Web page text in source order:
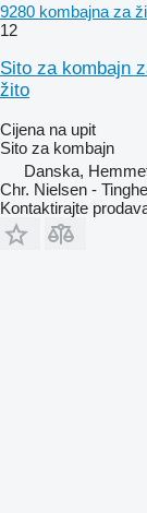
9280 kombajna za
12
Sito za kombajn
žito
Cijena na upit
Sito za kombajn
Danska,
Chr. Nielsen -
Kontaktirajte